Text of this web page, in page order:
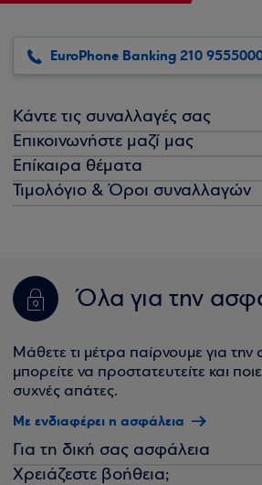
EuroPhone Banking 210
Κάντε τις συναλλαγές σας
Επικοινωνήστε μαζί μας
Επίκαιρα θέματα
Τιμολόγιο & Όροι συναλλαγών
Όλα για την
Μάθετε τι μέτρα παίρνουμε για
μπορείτε να προστατευτείτε και
συχνές απάτες.
Με ενδιαφέρει η ασφάλεια
Για τη δική σας ασφάλεια
Χρειάζεστε βοήθεια;